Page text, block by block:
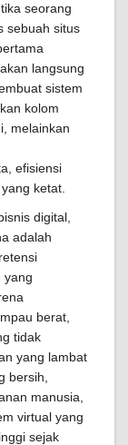
seorang
sebuah situs
langsung
sistem
kolom
melainkan
efisiensi
ketat.
digital,
adalah
yang
berat,
tidak
yang lambat
bersih,
manusia,
virtual yang
sejak